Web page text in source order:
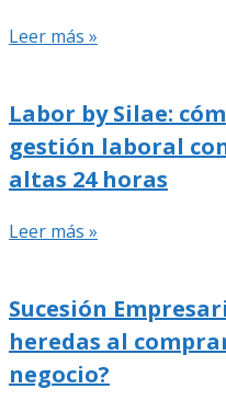
Leer más »
Labor by Silae:
gestión laboral
altas 24 horas
Leer más »
Sucesión
heredas al
negocio?